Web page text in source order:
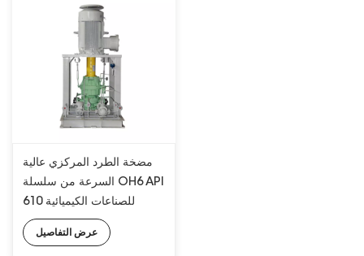
مضخة الطرد المركزي عالية
السرعة من سلسلة OH6 API
610 للصناعات الكيميائية
والبنزينية والمعدنية
عرض التفاصيل